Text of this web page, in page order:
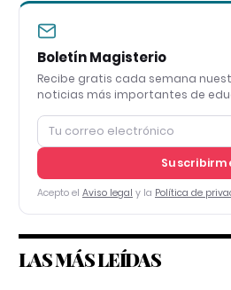
Boletín Magisterio
Recibe gratis cada semana
noticias más importantes de
Acepto el Aviso legal y la Política de
LAS MÁS LEÍDAS